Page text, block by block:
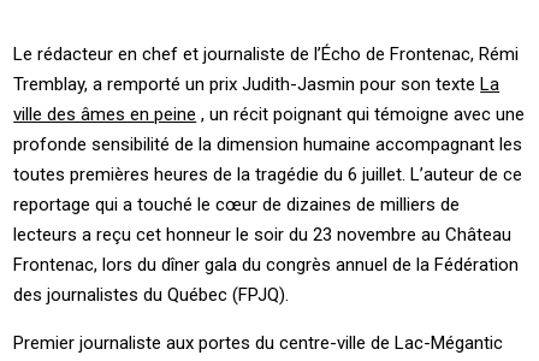
Le rédacteur en chef et journaliste de l’Écho de Frontenac, Rémi
Tremblay, a remporté un prix Judith-Jasmin pour son texte La
ville des âmes en peine , un récit poignant qui témoigne avec une
profonde sensibilité de la dimension humaine accompagnant les
toutes premières heures de la tragédie du 6 juillet. L’auteur de ce
reportage qui a touché le cœur de dizaines de milliers de
lecteurs a reçu cet honneur le soir du 23 novembre au Château
Frontenac, lors du dîner gala du congrès annuel de la Fédération
des journalistes du Québec (FPJQ).
Premier journaliste aux portes du centre-ville de Lac-Mégantic